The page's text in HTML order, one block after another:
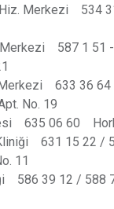
Hiz. Merkezi 534
Merkezi 587 1 51
Merkezi 633 36
No. 19
635 06 60
631 15 22 /
11
586 39 12 / 588